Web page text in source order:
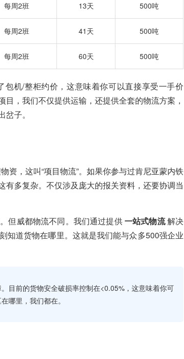
每周2班 13天 500吨
每周2班 41天 500吨
每周2班 60天 500吨
机/整柜约价，这意味着你可以直接享受一手价
，我们不仅提供运输，还提供全套的物流方案，
子。
资，这叫“项目物流”。如果你参与过肯尼亚蒙内铁
多复杂。不仅涉及庞大的报关资料，还要协调当
但威都物流不同。我们通过提供一站式物流解决
知道货物在哪里。这就是我们能与众多500强企业
目前的货物安全破损率控制在<0.05%，这意味着你可
哪里，我们都在。